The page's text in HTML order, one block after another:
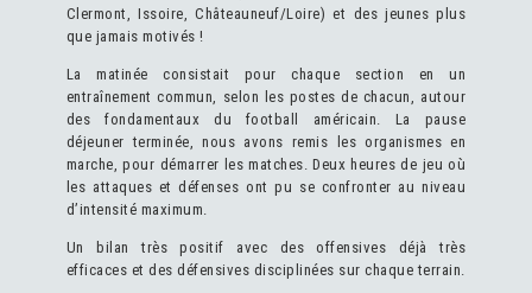
Clermont, Issoire, Châteauneuf/Loire) et des jeunes plus
que jamais motivés !
La matinée consistait pour chaque section en un
entraînement commun, selon les postes de chacun, autour
des fondamentaux du football américain. La pause
déjeuner terminée, nous avons remis les organismes en
marche, pour démarrer les matches. Deux heures de jeu où
les attaques et défenses ont pu se confronter au niveau
d’intensité maximum.
Un bilan très positif avec des offensives déjà très
efficaces et des défensives disciplinées sur chaque terrain.